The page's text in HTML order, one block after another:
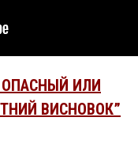
ИЛИ
ВИСНОВОК”